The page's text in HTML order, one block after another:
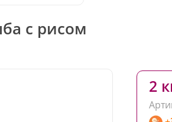
с рисом
2